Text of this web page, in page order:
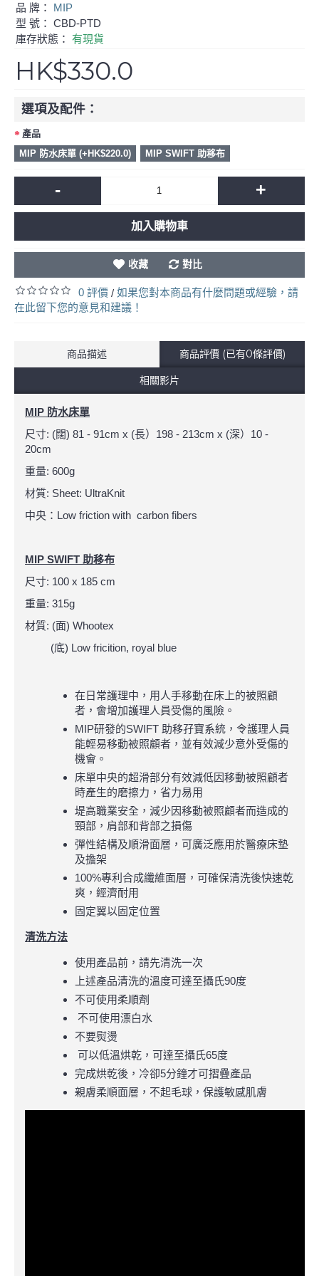
品 牌： MIP
型 號： CBD-PTD
庫存狀態： 有現貨
HK$330.0
選項及配件：
產品
MIP 防水床單 (+HK$220.0)
MIP SWIFT 助移布
- +
加入購物車
收藏 對比
0 評價 / 如果您對本商品有什麼問題或經驗，請
在此留下您的意見和建議！
商品描述 商品評價 (已有0條評價)
相關影片
MIP 防水床單
尺寸: (闊) 81 - 91cm x (長）198 - 213cm x (深）10 -
20cm
重量: 600g
材質: Sheet: UltraKnit
中央：Low friction with carbon fibers
MIP SWIFT 助移布
尺寸: 100 x 185 cm
重量: 315g
材質: (面) Whootex
(底) Low fricition, royal blue
在日常護理中，用人手移動在床上的被照顧
者，會增加護理人員受傷的風險。
MIP研發的SWIFT 助移孖寶系統，令護理人員
能輕易移動被照顧者，並有效減少意外受傷的
機會。
床單中央的超滑部分有效減低因移動被照顧者
時產生的磨擦力，省力易用
堤高職業安全，減少因移動被照顧者而造成的
頸部，肩部和背部之損傷
彈性結構及順滑面層，可廣泛應用於醫療床墊
及擔架
100%專利合成纖維面層，可確保清洗後快速乾
爽，經濟耐用
固定翼以固定位置
清洗方法
使用產品前，請先清洗一次
上述產品清洗的溫度可達至攝氏90度
不可使用柔順劑
不可使用漂白水
不要熨燙
可以低溫烘乾，可達至攝氏65度
完成烘乾後，冷卻5分鐘才可摺疊產品
親膚柔順面層，不起毛球，保護敏感肌膚